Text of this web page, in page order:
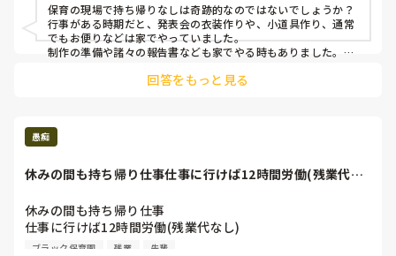
保育の現場で持ち帰りなしは奇跡的なのではないでしょうか？
行事がある時期だと、発表会の衣装作りや、小道具作り、通常
でもお便りなどは家でやっていました。
制作の準備や諸々の報告書なども家でやる時もありました。
本当にやりくり上手にできる園なら持ち帰りなしもあるんです
回答をもっと見る
愚痴
休みの間も持ち帰り仕事仕事に行けば12時間労働(残業代な
休みの間も持ち帰り仕事
仕事に行けば12時間労働(残業代なし)
帰っても仕事
ブラック保育園 残業 先輩